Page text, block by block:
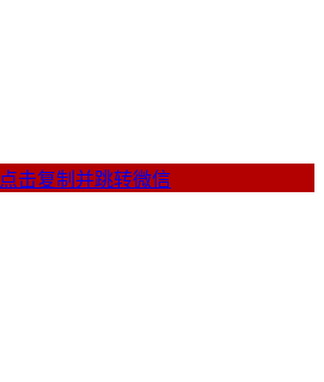
点击复制并跳转微信